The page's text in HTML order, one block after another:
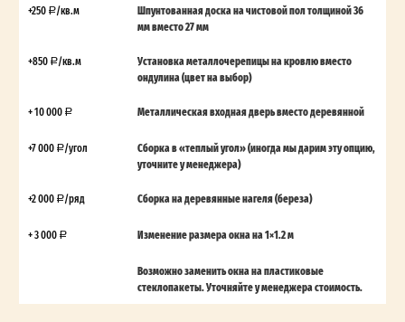
+250 /кв.м
Шпунтованная доска на чистовой пол толщиной 36
мм вместо 27 мм
+850 /кв.м
Установка металлочерепицы на кровлю вместо
ондулина (цвет на выбор)
+ 10 000 Металлическая входная дверь вместо деревянной
+7 000 /угол
Сборка в «теплый угол» (иногда мы дарим эту опцию,
уточните у менеджера)
+2 000 /ряд Сборка на деревянные нагеля (береза)
+ 3 000 Изменение размера окна на 1×1.2 м
Возможно заменить окна на пластиковые
стеклопакеты. Уточняйте у менеджера стоимость.